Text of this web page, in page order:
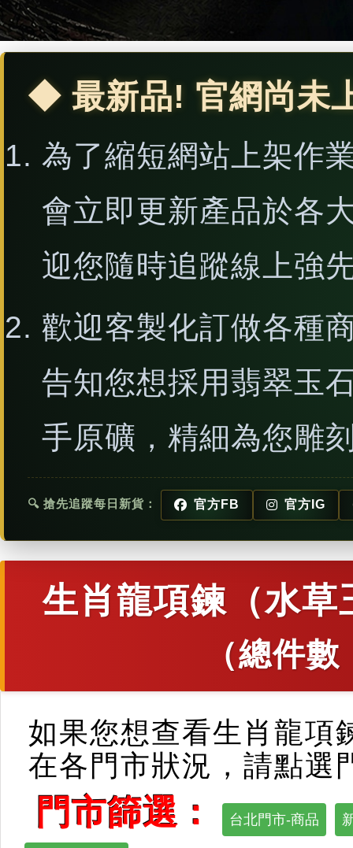
◆ 最新品! 官網尚未
為了縮短網站上架作
會立即更新產品於各
迎您隨時追蹤線上強
歡迎客製化訂做各種
告知您想採用翡翠玉
手原礦，精細為您雕
🔍 搶先追蹤每日新貨： 官方FB 官方IG
生肖龍項鍊（水
（總件數
如果您想查看生肖龍項
在各門市狀況，請點選
門市篩選： 台北門市-商品